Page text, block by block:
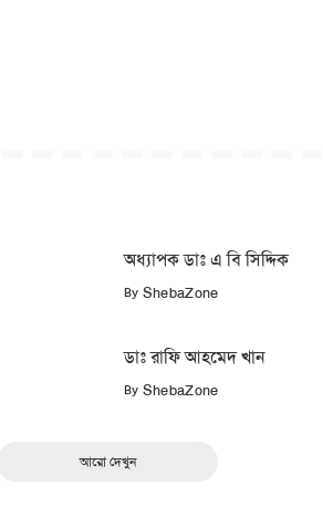
অধ্যাপক ডাঃ এ বি সিদ্দিক
By ShebaZone
ডাঃ রাফি আহমেদ খান
By ShebaZone
আরো দেখুন